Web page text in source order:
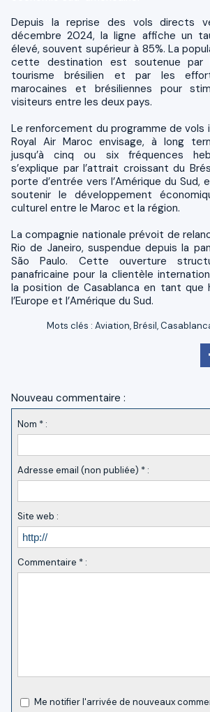
Depuis la reprise des vols directs
décembre 2024, la ligne affiche un
élevé, souvent supérieur à 85%. La
cette destination est soutenue par
tourisme brésilien et par les
marocaines et brésiliennes pour
visiteurs entre les deux pays.
Le renforcement du programme de vols
Royal Air Maroc envisage, à long
jusqu’à cinq ou six fréquences
s’explique par l’attrait croissant du
porte d’entrée vers l’Amérique du Sud,
soutenir le développement
culturel entre le Maroc et la région.
La compagnie nationale prévoit de
Rio de Janeiro, suspendue depuis la
São Paulo. Cette ouverture
panafricaine pour la clientèle
la position de Casablanca en tant que
l’Europe et l’Amérique du Sud.
Mots clés : Aviation,Brésil,
Nouveau commentaire :
Nom * :
Adresse email (non publiée) * :
Site web :
Commentaire * :
Me notifier l'arrivée de nouveaux